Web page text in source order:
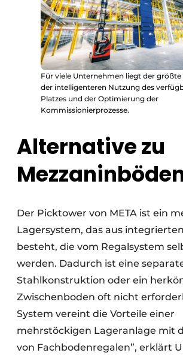
Für viele Unternehmen liegt der größte
der intelligenteren Nutzung des
Platzes und der Optimierung der
Kommissionierprozesse.
Alternative zu
Der Picktower von META ist ein
Lagersystem, das aus
besteht, die vom Regalsystem
werden. Dadurch ist eine
Stahlkonstruktion oder ein
Zwischenboden oft nicht
System vereint die Vorteile einer
mehrstöckigen Lageranlage mit
von Fachbodenregalen”, erklärt